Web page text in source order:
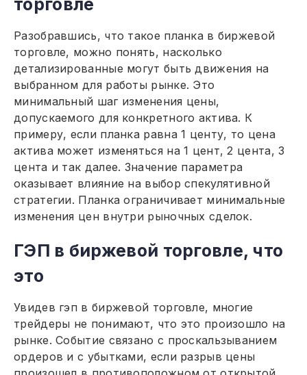
Разобравшись, что такое планка в биржевой
торговле, можно понять, насколько
детализированные могут быть движения на
выбранном для работы рынке. Это
минимальный шаг изменения цены,
допускаемого для конкретного актива. К
примеру, если планка равна 1 центу, то цена
актива может изменяться на 1 цент, 2 цента, 3
цента и так далее. Значение параметра
оказывает влияние на выбор спекулятивной
стратегии. Планка ограничивает минимальные
изменения цен внутри рыночных сделок.
ГЭП в биржевой торговле, что
это
Увидев гэп в биржевой торговле, многие
трейдеры не понимают, что это произошло на
рынке. Событие связано с проскальзыванием
ордеров и с убытками, если разрыв цены